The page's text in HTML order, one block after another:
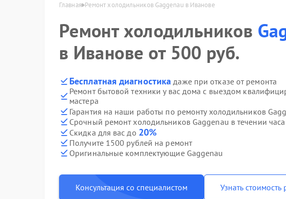
Главная Ремонт холодильников Gaggenau в Иванове
Ремонт холодильников
в Иванове от 500 руб.
Бесплатная диагностика даже при отказе от ремонта
Ремонт бытовой техники у вас дома с выездом
мастера
Гарантия на наши работы по ремонту холодильников
Срочный ремонт холодильников Gaggenau в течении часа
Скидка для вас до 20%
Получите 1500 рублей на ремонт
Оригинальные комплектующие Gaggenau
Консультация со специалистом Узнать стоимость